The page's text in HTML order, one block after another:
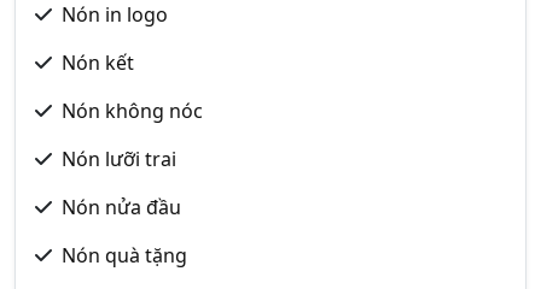
Nón in logo
Nón kết
Nón không nóc
Nón lưỡi trai
Nón nửa đầu
Nón quà tặng